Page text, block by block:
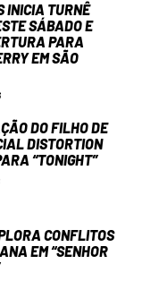
INICIA TURNÊ
SÁBADO E
PARA
EM SÃO
DO FILHO DE
DISTORTION
“TONIGHT”
CONFLITOS
EM “SENHOR